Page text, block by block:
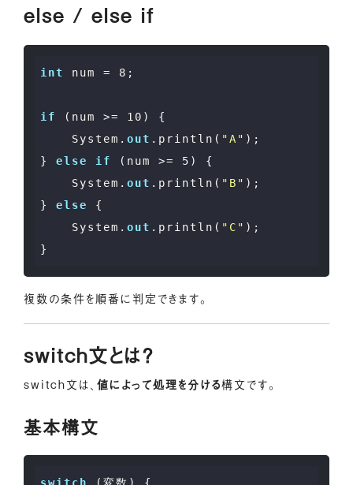
else / else if
int num = 8 ;
if (num >= 10 ) {
    System.
out .println( "A" );
} else if (num >= 5 ) {
    System.
out .println( "B" );
} else
{
    System.
out .println( "C" );
複数の条件を順番に判定できます。
switch文とは？
switch文は、 値によって処理を分ける構文です。
基本構文